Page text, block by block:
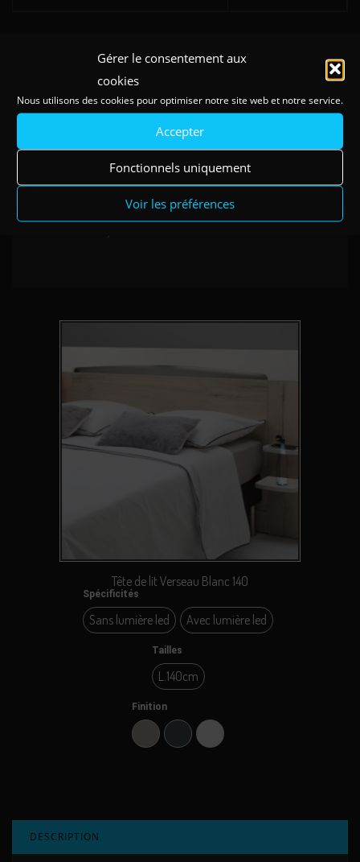
Gérer le consentement aux
cookies
Nous utilisons des cookies pour optimiser notre site web et notre service.
Accepter
Fonctionnels uniquement
Voir les préférences
,Tête de lit Verseau
OÙ TROUVER CE PRODUIT
Existe en coloris
Tête de lit Verseau Blanc 140
Spécificités
Sans lumière led
Sans lumière led Avec lumière led
Tailles
L.140cm
L.140cm
Finition
Argile Carbone Perle
DESCRIPTION